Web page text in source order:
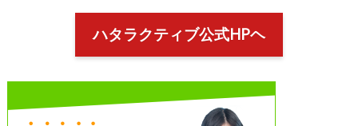
ハタラクティブ公式HPヘ